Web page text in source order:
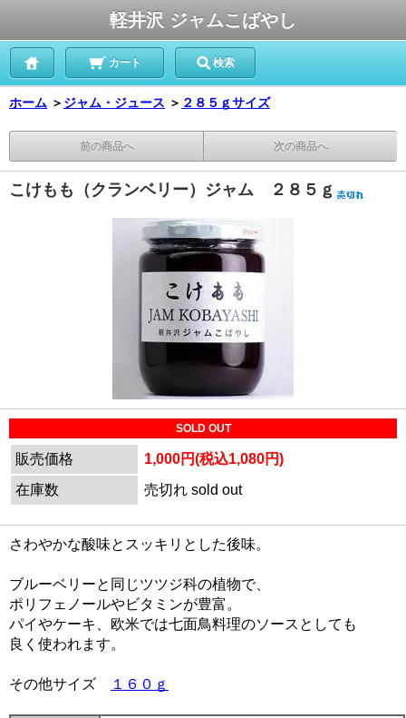
軽井沢 ジャムこばやし
カート 検索
ホーム ＞ ジャム・ジュース ＞ ２８５ｇサイズ
前の商品へ 次の商品へ
こけもも（クランベリー）ジャム ２８５ｇ
SOLD OUT
販売価格
1,000円(税込1,080円)
在庫数
売切れ sold out
さわやかな酸味とスッキリとした後味。
ブルーベリーと同じツツジ科の植物で、
ポリフェノールやビタミンが豊富。
パイやケーキ、欧米では七面鳥料理のソースとしても
良く使われます。
その他サイズ １６０ｇ